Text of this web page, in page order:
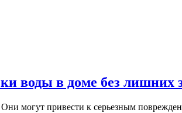
воды в доме без лишних
могут привести к серьезным